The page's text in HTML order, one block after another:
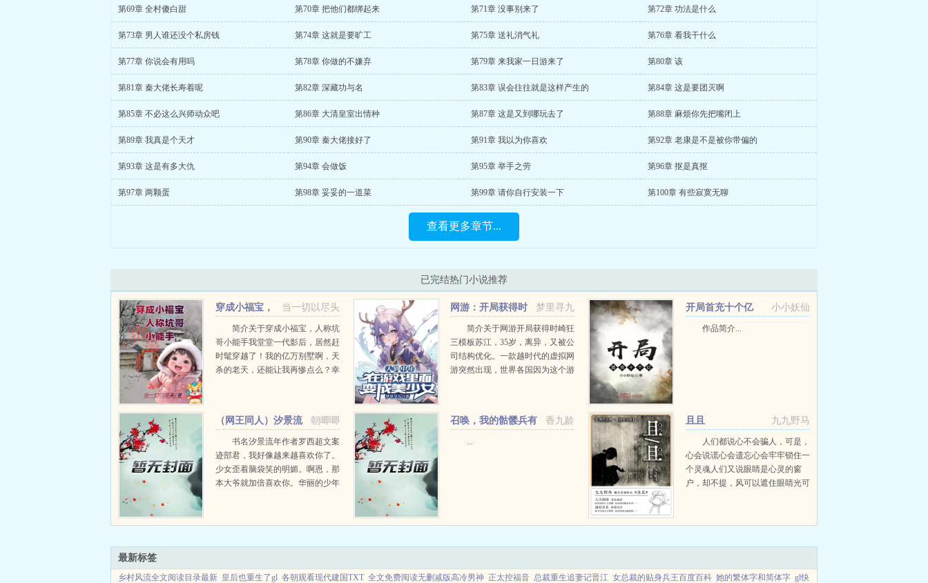
第69章 全村傻白甜 第70章 把他们都绑起来 第71章 没事别来了 第72章 功法是什么
第73章 男人谁还没个私房钱 第74章 这就是要旷工 第75章 送礼消气礼 第76章 看我干什么
第77章 你说会有用吗 第78章 你做的不嫌弃 第79章 来我家一日游来了 第80章 该
第81章 秦大佬长寿着呢 第82章 深藏功与名 第83章 误会往往就是这样产生的 第84章 这是要团灭啊
第85章 不必这么兴师动众吧 第86章 大清皇室出情种 第87章 这是又到哪玩去了 第88章 麻烦你先把嘴闭上
第89章 我真是个天才 第90章 秦大佬接好了 第91章 我以为你喜欢 第92章 老康是不是被你带偏的
第93章 这是有多大仇 第94章 会做饭 第95章 举手之劳 第96章 抠是真抠
第97章 两颗蛋 第98章 妥妥的一道菜 第99章 请你自行安装一下 第100章 有些寂寞无聊
查看更多章节...
已完结热门小说推荐
当一切以尽头
穿成小福宝，
人称坑哥小能手
简介关于穿成小福宝，人称坑
哥小能手我堂堂一代影后，居然赶
时髦穿越了！我的亿万别墅啊，天
杀的老天，还能让我再惨点么？幸
一条咸鱼，躺平。却现原来...
梦里寻九
网游：开局获得时
崎狂三模板
简介关于网游开局获得时崎狂
三模板苏江，35岁，离异，又被公
司结构优化。一款越时代的虚拟网
游突然出现，世界各国因为这个游
到半年后，游戏开始...
小小妖仙
开局首充十个亿
作品简介...
朝唧唧
（网王同人）汐景流
年+番外
书名汐景流年作者罗西超文案
迹部君，我好像越来越喜欢你了。
少女歪着脑袋笑的明媚。啊恩，那
本大爷就加倍喜欢你。华丽的少年
事。你是我青春里最美好的风景从
香九龄
召唤，我的骷髅兵有
...
九九野马
且且
人们都说心不会骗人，可是，
心会说谎心会遗忘心会牢牢锁住一
个灵魂人们又说眼睛是心灵的窗
户，却不提，风可以遮住眼睛光可
（1V1）（双洁）（女大男小）顾
最新标签
乡村风流全文阅读目录最新 皇后也重生了gl 各朝观看现代建国TXT 全文免费阅读无删减版高冷男神 正太控福音 总裁重生追妻记晋江 女总裁的贴身兵王百度百科 她的繁体字和简体字 gl快